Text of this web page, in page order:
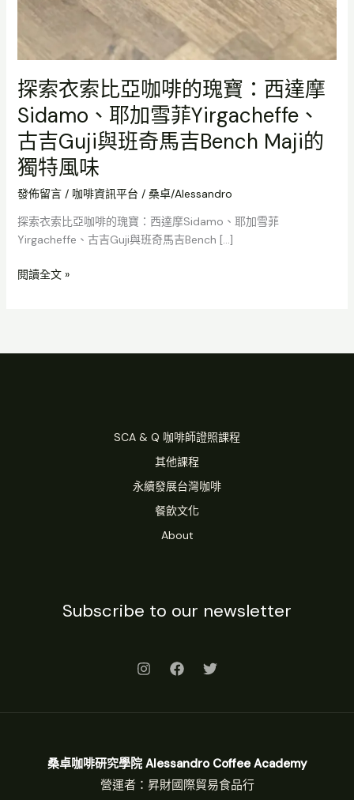
探索衣索比亞咖啡的瑰寶：西達摩
Sidamo、耶加雪菲Yirgacheffe、
古吉Guji與班奇馬吉Bench Maji的
獨特風味
發佈留言 / 咖啡資訊平台 / 桑卓/Alessandro
探索衣索比亞咖啡的瑰寶：西達摩Sidamo、耶加雪菲
Yirgacheffe、古吉Guji與班奇馬吉Bench […]
Guji
與
班
奇
馬
吉
Bench
Maji
的
特
風
閱讀全文 »
SCA & Q 咖啡師證照課程
其他課程
永續發展台灣咖啡
餐飲文化
About
Subscribe to our newsletter
桑卓咖啡研究學院 Alessandro Coffee Academy
營運者：昇財國際貿易食品行